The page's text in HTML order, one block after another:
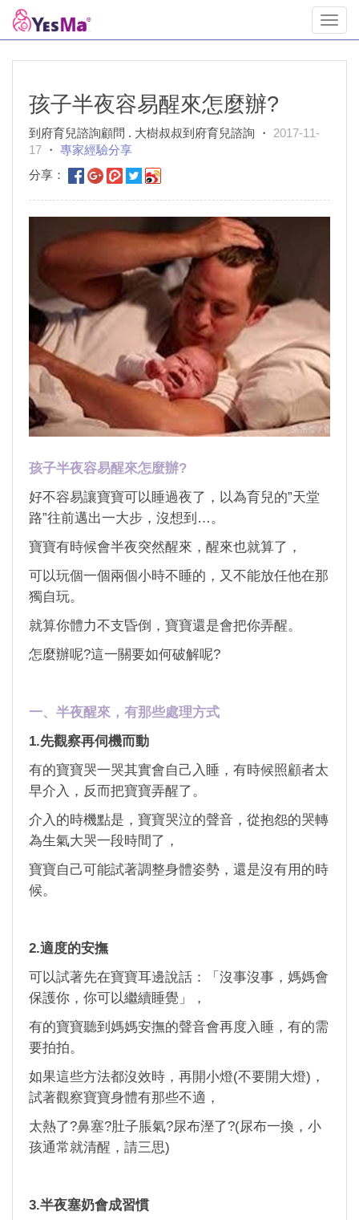
孩子半夜容易醒來怎麼辦?
到府育兒諮詢顧問 . 大樹叔叔到府育兒諮詢 ・ 2017-11-
17 ・ 專家經驗分享
分享：
孩子半夜容易醒來怎麼辦?
好不容易讓寶寶可以睡過夜了，以為育兒的”天堂
路”往前邁出一大步，沒想到…。
寶寶有時候會半夜突然醒來，醒來也就算了，
可以玩個一個兩個小時不睡的，又不能放任他在那
獨自玩。
就算你體力不支昏倒，寶寶還是會把你弄醒。
怎麼辦呢?這一關要如何破解呢?
一、半夜醒來，有那些處理方式
1.先觀察再伺機而動
有的寶寶哭一哭其實會自己入睡，有時候照顧者太
早介入，反而把寶寶弄醒了。
介入的時機點是，寶寶哭泣的聲音，從抱怨的哭轉
為生氣大哭一段時間了，
寶寶自己可能試著調整身體姿勢，還是沒有用的時
候。
2.適度的安撫
可以試著先在寶寶耳邊說話：「沒事沒事，媽媽會
保護你，你可以繼續睡覺」，
有的寶寶聽到媽媽安撫的聲音會再度入睡，有的需
要拍拍。
如果這些方法都沒效時，再開小燈(不要開大燈)，
試著觀察寶寶身體有那些不適，
太熱了?鼻塞?肚子脹氣?尿布溼了?(尿布一換，小
孩通常就清醒，請三思)
3.半夜塞奶會成習慣